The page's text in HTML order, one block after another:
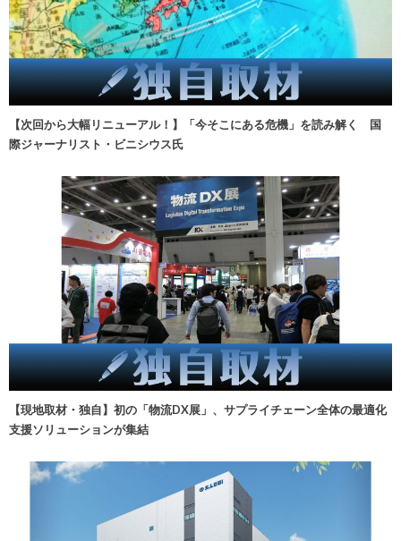
【次回から大幅リニューアル！】「今そこにある危機」を読み解く 国
際ジャーナリスト・ビニシウス氏
【現地取材・独自】初の「物流DX展」、サプライチェーン全体の最適化
支援ソリューションが集結